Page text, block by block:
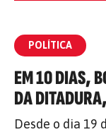
POLÍTICA
EM 10 DIAS,
DA
Desde o dia 19